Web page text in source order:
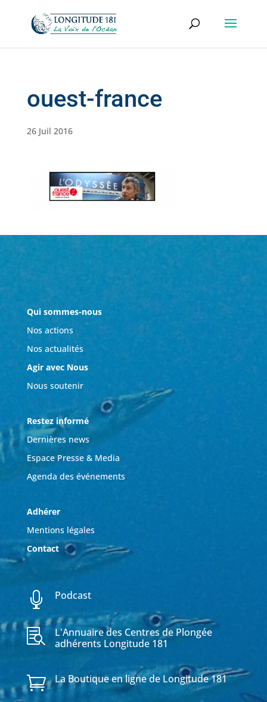
ouest-france
26 Juil 2016
Qui sommes-nous
Nos actions
Nos actualités
Agir avec Nous
Nous soutenir
Restez informé
Dernières news
Espace Presse & Media
Agenda des événements
Adhérer
Mentions légales
Contact
 Podcast

L'Annuaire des Centres de Plongée
adhérents Longitude 181
 La Boutique en ligne de Longitude 181